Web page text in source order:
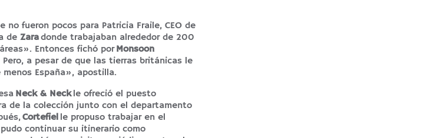
fueron pocos para Patricia Fraile, CEO de
de Zaradonde trabajaban alrededor de 200
Entonces fichó porMonsoon
Pero, a pesar de que las tierras británicas le
España», apostilla.
Neck & Neckle ofreció el puesto
de la colección junto con el departamento
Cortefiel le propuso trabajar en el
continuar su itinerario como